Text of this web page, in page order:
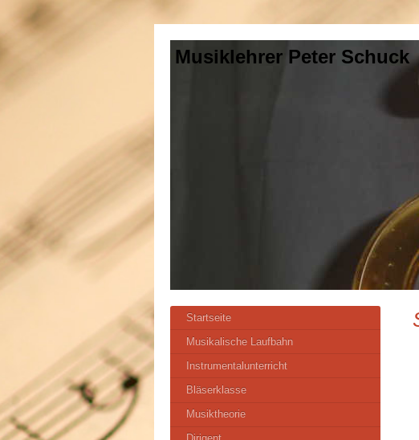
Musiklehrer Peter Schuck
Startseite
Musikalische Laufbahn
Instrumentalunterricht
Bläserklasse
Musiktheorie